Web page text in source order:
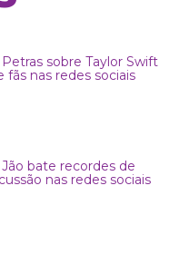
sobre Taylor Swift
nas redes sociais
Jão bate recordes de
nas redes sociais